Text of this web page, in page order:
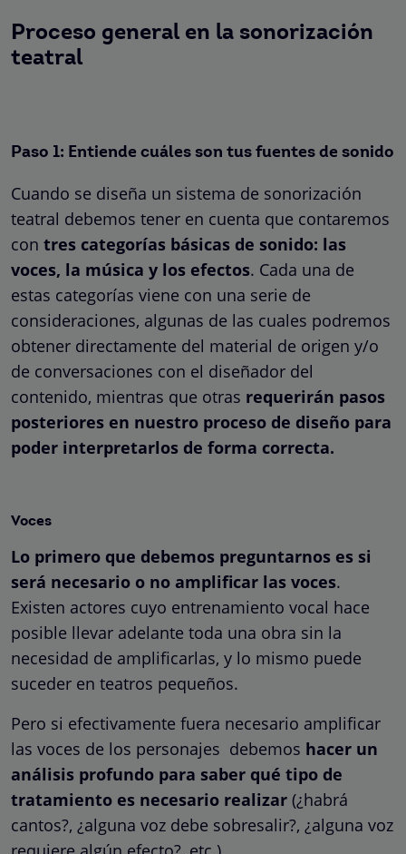
Proceso general en la sonorización
teatral
Paso 1: Entiende cuáles son tus fuentes de sonido
Cuando se diseña un sistema de sonorización
teatral debemos tener en cuenta que contaremos
con tres categorías básicas de sonido: las
voces, la música y los efectos. Cada una de
estas categorías viene con una serie de
consideraciones, algunas de las cuales podremos
obtener directamente del material de origen y/o
de conversaciones con el diseñador del
contenido, mientras que otras requerirán pasos
posteriores en nuestro proceso de diseño para
poder interpretarlos de forma correcta.
Voces
Lo primero que debemos preguntarnos es si
será necesario o no amplificar las voces.
Existen actores cuyo entrenamiento vocal hace
posible llevar adelante toda una obra sin la
necesidad de amplificarlas, y lo mismo puede
suceder en teatros pequeños.
Pero si efectivamente fuera necesario amplificar
las voces de los personajes debemos hacer un
análisis profundo para saber qué tipo de
tratamiento es necesario realizar (¿habrá
cantos?, ¿alguna voz debe sobresalir?, ¿alguna voz